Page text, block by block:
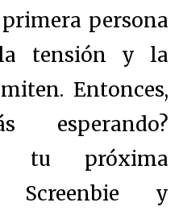
persona
la tensión y la
Entonces,
esperando?
tu próxima
Screenbie y